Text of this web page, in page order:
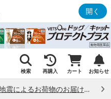
開く
検索 再購入 カート お知らせ
熊本県熊本地方で発生した地震によるお荷物のお届け状況について （7/28）